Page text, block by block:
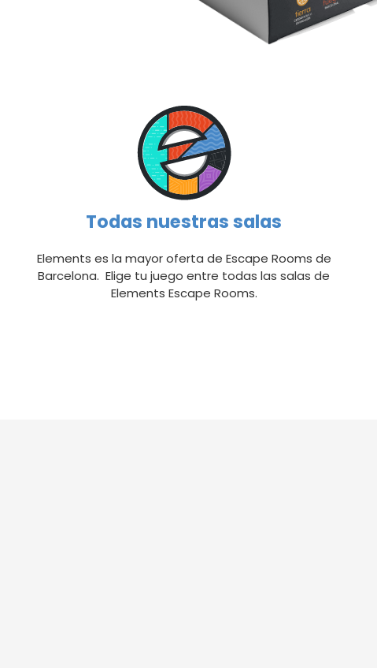
Todas nuestras salas
Elements es la mayor oferta de Escape Rooms de
Barcelona. Elige tu juego entre todas las salas de
Elements Escape Rooms.